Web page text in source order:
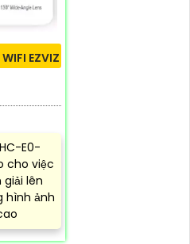
EZVIZ
E0-
cho việc
lên
hình ảnh